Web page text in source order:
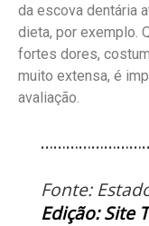
da escova dentária
dieta, por exemplo.
fortes dores,
muito extensa, é
avaliação.
Fonte:
Edição: Site